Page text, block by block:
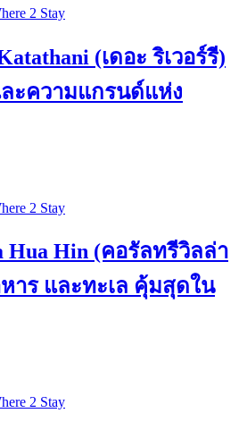
2 Stay
(เดอะ ริเวอร์รี)
ะความแกรนด์แห่ง
2 Stay
Hua Hin (คอรัลทรีวิลล่า
าร และทะเล คุ้มสุดใน
2 Stay